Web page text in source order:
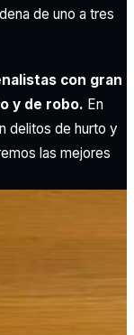
de uno a tres
con gran
y de robo. En
delitos de hurto y
las mejores